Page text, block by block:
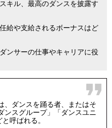
キル、最高のダンスを披露す
給や支給されるボーナスはど
ンサーの仕事やキャリアに役
、ダンスを踊る者、またはそ
ンスグループ」「ダンスユニ
呼ばれる。